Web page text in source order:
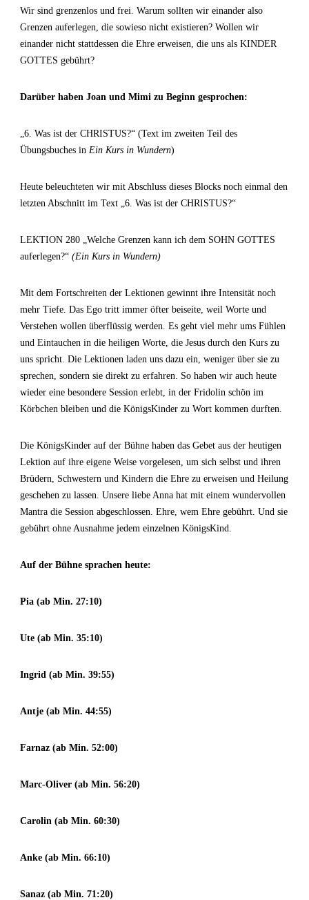
Wir sind grenzenlos und frei. Warum sollten wir einander also
Grenzen auferlegen, die sowieso nicht existieren? Wollen wir
einander nicht stattdessen die Ehre erweisen, die uns als KINDER
GOTTES gebührt?
Darüber haben Joan und Mimi zu Beginn gesprochen:
„6. Was ist der CHRISTUS?“ (Text im zweiten Teil des
Übungsbuches in Ein Kurs in Wundern)
Heute beleuchteten wir mit Abschluss dieses Blocks noch einmal den
letzten Abschnitt im Text „6. Was ist der CHRISTUS?“
LEKTION 280 „Welche Grenzen kann ich dem SOHN GOTTES
auferlegen?“ (Ein Kurs in Wundern)
Mit dem Fortschreiten der Lektionen gewinnt ihre Intensität noch
mehr Tiefe. Das Ego tritt immer öfter beiseite, weil Worte und
Verstehen wollen überflüssig werden. Es geht viel mehr ums Fühlen
und Eintauchen in die heiligen Worte, die Jesus durch den Kurs zu
uns spricht. Die Lektionen laden uns dazu ein, weniger über sie zu
sprechen, sondern sie direkt zu erfahren. So haben wir auch heute
wieder eine besondere Session erlebt, in der Fridolin schön im
Körbchen bleiben und die KönigsKinder zu Wort kommen durften.
Die KönigsKinder auf der Bühne haben das Gebet aus der heutigen
Lektion auf ihre eigene Weise vorgelesen, um sich selbst und ihren
Brüdern, Schwestern und Kindern die Ehre zu erweisen und Heilung
geschehen zu lassen. Unsere liebe Anna hat mit einem wundervollen
Mantra die Session abgeschlossen. Ehre, wem Ehre gebührt. Und sie
gebührt ohne Ausnahme jedem einzelnen KönigsKind.
Auf der Bühne sprachen heute:
Pia (ab Min. 27:10)
Ute (ab Min. 35:10)
Ingrid (ab Min. 39:55)
Antje (ab Min. 44:55)
Farnaz (ab Min. 52:00)
Marc-Oliver (ab Min. 56:20)
Carolin (ab Min. 60:30)
Anke (ab Min. 66:10)
Sanaz (ab Min. 71:20)